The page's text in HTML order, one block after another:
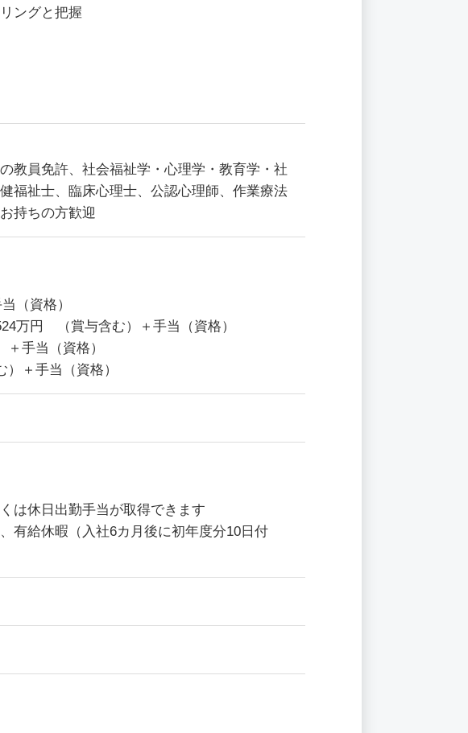
ングと把握
教員免許、社会福祉学・心理学・教育学・社
福祉士、臨床心理士、公認心理師、作業療法
持ちの方歓迎
（資格）
万円 （賞与含む）＋手当（資格）
手当（資格）
＋手当（資格）
は休日出勤手当が取得できます
有給休暇（入社6カ月後に初年度分10日付